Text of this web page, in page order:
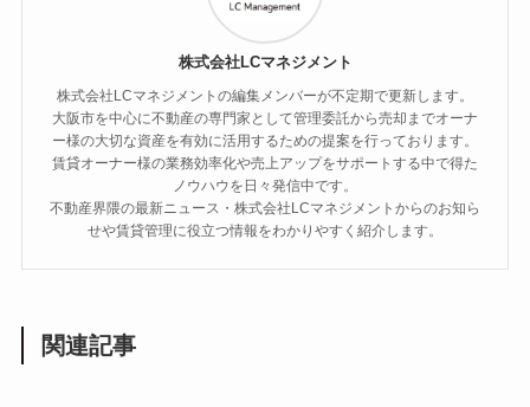
株式会社LCマネジメント
株式会社LCマネジメントの編集メンバーが不定期で更新します。
大阪市を中心に不動産の専門家として管理委託から売却までオーナ
ー様の大切な資産を有効に活用するための提案を行っております。
賃貸オーナー様の業務効率化や売上アップをサポートする中で得た
ノウハウを日々発信中です。
不動産界隈の最新ニュース・株式会社LCマネジメントからのお知ら
せや賃貸管理に役立つ情報をわかりやすく紹介します。
関連記事